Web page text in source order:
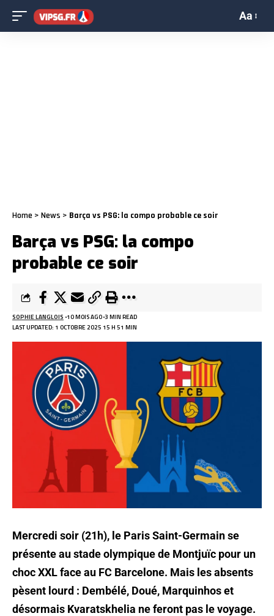
Aa
Home > News > Barça vs PSG: la compo probable ce soir
Barça vs PSG: la compo
probable ce soir
LAST UPDATED: 1 OCTOBRE 2025 15 H 51 MIN
SOPHIE LANGLOIS 10 MOIS AGO 3 MIN READ
Mercredi soir (21h), le Paris Saint-Germain se
présente au stade olympique de Montjuïc pour un
choc XXL face au FC Barcelone. Mais les absents
pèsent lourd : Dembélé, Doué, Marquinhos et
désormais Kvaratskhelia ne feront pas le voyage.